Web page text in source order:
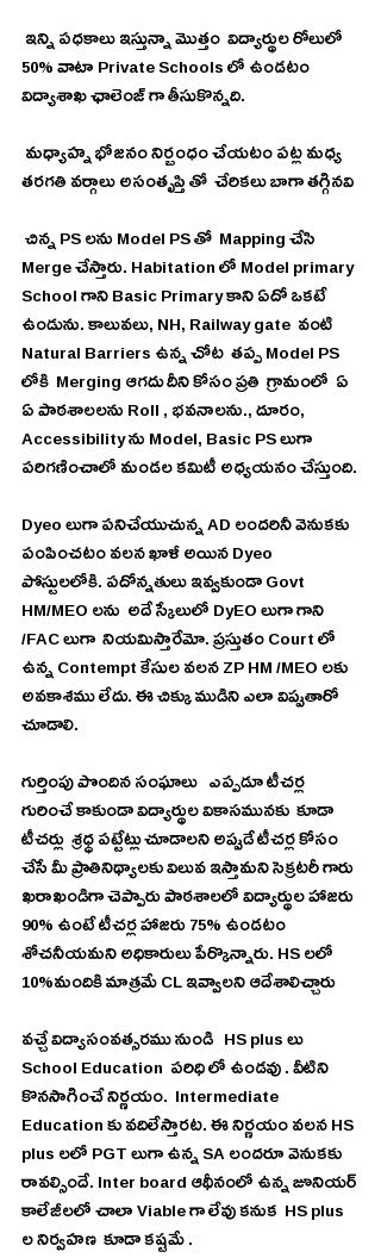
50% వాటా Private Schools లో ఉండటం
విద్యాశాఖ ఛాలెంజ్ గా తీసుకొన్నది.
తరగతి వర్గాలు అసంతృప్తి తో  చేరికలు బాగా తగ్గినవి
Merge చేస్తారు. Habitation లో Model primary
School గాని Basic Primary కాని ఏదో ఒకటే
ఉండును. కాలువలు, NH, Railway gate  వంటి
Natural Barriers ఉన్న చోట  తప్ప Model PS
లోకి  Merging ఆగదు దీని కోసం ప్రతి  గ్రామంలో  ఏ
ఏ పాఠశాలలను Roll , భవనాలను., దూరం,
Accessibility ను Model, Basic PS లుగా
పరిగణించాలో మండల కమిటీ అధ్యయనం చేస్తుంది.
Dyeo లుగా పనిచేయుచున్న AD లందరినీ వెనుకకు
పంపించటం వలన ఖాళీ అయిన Dyeo
పోస్టులలోకి. పదోన్నతులు ఇవ్వకుండా Govt
HM/MEO లను  అదే స్కేలులో DyEO లుగా గాని
/FAC లుగా  నియమిస్తారేమో. ప్రస్తుతం Court లో
ఉన్న Contempt కేసుల వలన ZP HM /MEO లకు
అవకాశము లేదు. ఈ చిక్కు ముడిని ఎలా విప్పుతారో
చూడాలి.
గుర్తింపు పొందిన సంఘాలు   ఎప్పడూ టీచర్ల
గురించే కాకుండా విద్యార్థుల వికాసమునకు  కూడా
టీచర్లు  శ్రధ్ధ పట్టేట్లు చూడాలని అప్పుడే టీచర్ల కోసం
చేసే మీ ప్రాతినిథ్యాలకు విలువ ఇస్తామని సెక్రటరీ గారు
ఖరాఖండిగా చెప్పారు పాఠశాలలో విద్యార్థుల హాజరు
90% ఉంటే టీచర్ల హాజరు 75% ఉండటం
శోచనీయమని అధికారులు పేర్కొన్నారు. HS లలో
10%మందికి మాత్రమే CL ఇవ్వాలని ఆదేశాలిచ్చారు
వచ్చే విద్యాసంవత్సరము నుండి   HS plus లు
School Education  పరిధి లో ఉండవు . వీటిని
కొనసాగించే నిర్ణయం.  Intermediate
Education కు వదిలేస్తారట. ఈ నిర్ణయం వలన HS
plus లలో PGT లుగా ఉన్న SA లందరూ వెనుకకు
రావల్సిందే. Inter board ఆథీనంలో ఉన్న జూనియర్
కాలేజీలలో చాలా Viable గా లేవు కనుక  HS plus
ల నిర్వహణ  కూడా కష్టమే .